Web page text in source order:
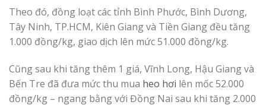
Theo đó, đồng loạt các tỉnh Bình Phước, Bình Dương,
Tây Ninh, TP.HCM, Kiên Giang và Tiền Giang đều tăng
1.000 đồng/kg, giao dịch lên mức 51.000 đồng/kg.
Cũng sau khi tăng thêm 1 giá, Vĩnh Long, Hậu Giang và
Bến Tre đã đưa mức thu mua heo hơi lên mốc 52.000
đồng/kg – ngang bằng với Đồng Nai sau khi tăng 2.000